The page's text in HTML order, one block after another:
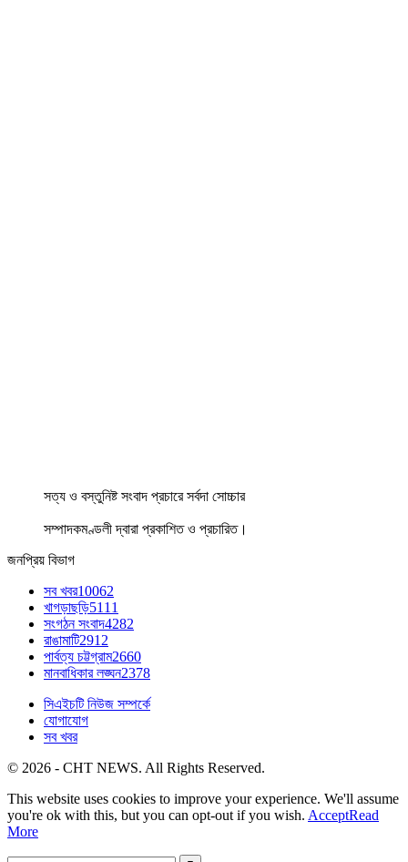
সত্য ও বস্তুনিষ্ট সংবাদ প্রচারে সর্বদা সোচ্চার
সম্পাদকমণ্ডলী দ্বারা প্রকাশিত ও প্রচারিত।
জনপ্রিয় বিভাগ
সব খবর10062
খাগড়াছড়ি5111
সংগঠন সংবাদ4282
রাঙামাটি2912
পার্বত্য চট্টগ্রাম2660
মানবাধিকার লঙ্ঘন2378
সিএইচটি নিউজ সম্পর্কে
যোগাযোগ
সব খবর
© 2026 - CHT NEWS. All Rights Reserved.
This website uses cookies to improve your experience. We'll assume
you're ok with this, but you can opt-out if you wish. AcceptRead
More